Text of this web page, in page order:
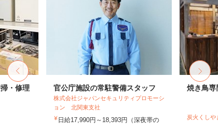
・修理 官公庁施設の常駐警備スタッフ
株式会社ジャパンセキュリティプロモーシ
ョン 北関東支社
日給17,990円～18,393円（深夜帯の
焼き鳥専
炭火くし